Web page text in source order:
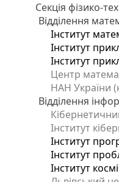
Секція фізико-
Відділення
Інститут
Інститут
Інститут
Центр
НАН України
Відділення
Інститут
Інститут
Інститут
Інститут